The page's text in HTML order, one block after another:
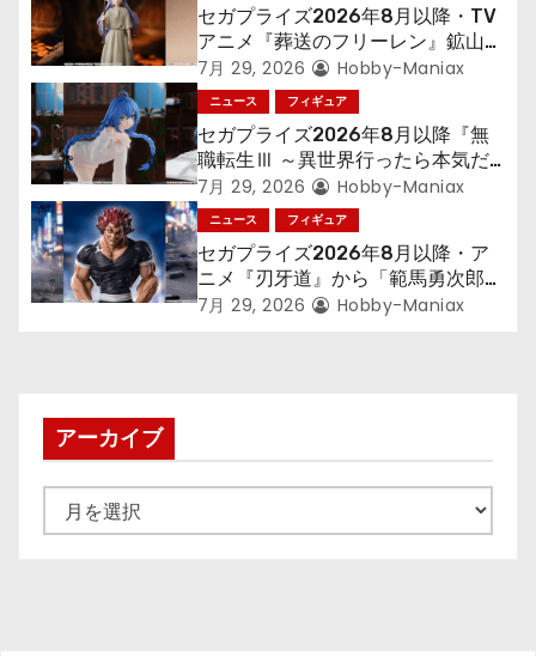
シ
ョ
ン
セガプライズ2026年8月以降・TV
アニメ『葬送のフリーレン』鉱山で
300年働くことになっっちゃった
「フリーレン」を立体化！
7月 29, 2026 Hobby-Maniax
ニュース フィギュア
セガプライズ2026年8月以降『無
職転生Ⅲ ～異世界行ったら本気だ
す～』から「ロキシー」のフィギュ
アが登場！
7月 29, 2026 Hobby-Maniax
ニュース フィギュア
セガプライズ2026年8月以降・ア
ニメ『刃牙道』から「範馬勇次郎」
が登場ッッ!!
7月 29, 2026 Hobby-Maniax
アーカイブ
ー